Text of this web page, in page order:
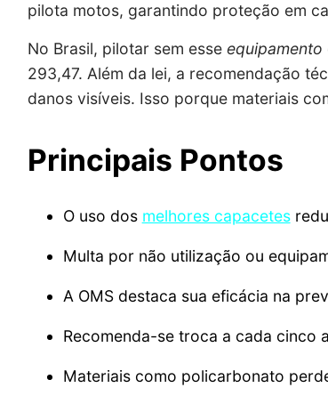
pilota motos, garantindo proteção em
No Brasil, pilotar sem esse equipamento
293,47. Além da lei, a recomendação
danos visíveis. Isso porque materiais
Principais Pontos
O uso dos melhores capacetes
Multa por não utilização ou
A OMS destaca sua eficácia na
Recomenda-se troca a cada cinco
Materiais como policarbonato